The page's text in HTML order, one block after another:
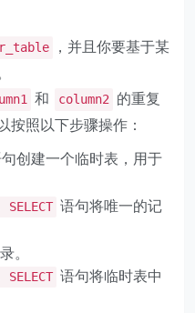
，并且你要基于某
和 column2
的重复
按照以下步骤操作：
创建一个临时表，用于
语句将唯一的记
。
语句将临时表中